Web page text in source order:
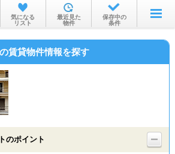
お部屋を探す
沿線・駅から
物件特集から
気になる
リスト
最近見た
物件
保存中の
条件
賃貸物件情報を探す
のポイント